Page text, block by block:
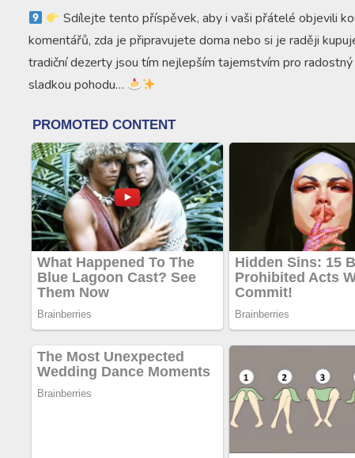
Sdílejte tento příspěvek, aby i vaši přátelé objevili
komentářů, zda je připravujete doma nebo si je raději
tradiční dezerty jsou tím nejlepším tajemstvím pro
sladkou pohodu…